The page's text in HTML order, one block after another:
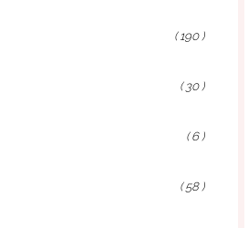
( 190 )
( 30 )
( 6 )
( 58 )